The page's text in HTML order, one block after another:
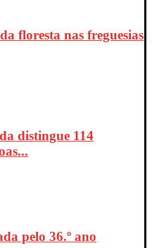
floresta nas freguesias
distingue 114
pelo 36.º ano